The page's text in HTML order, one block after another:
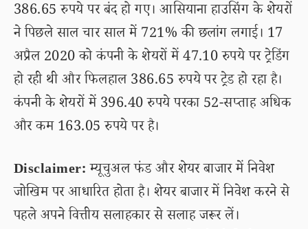
386.65 रुपये पर बंद हो गए। आसियाना हाउसिंग के शेयरों
ने पिछले साल चार साल में 721% की छलांग लगाई। 17
अप्रैल 2020 को कंपनी के शेयरों में 47.10 रुपये पर ट्रेडिंग
हो रही थी और फिलहाल 386.65 रुपये पर ट्रेड हो रहा है।
कंपनी के शेयरों में 396.40 रुपये परका 52-सप्ताह अधिक
और कम 163.05 रुपये पर है।
Disclaimer:म्यूचुअल फंड और शेयर बाजार में निवेश
जोखिम पर आधारित होता है। शेयर बाजार में निवेश करने से
पहले अपने वित्तीय सलाहकार से सलाह जरूर लें।